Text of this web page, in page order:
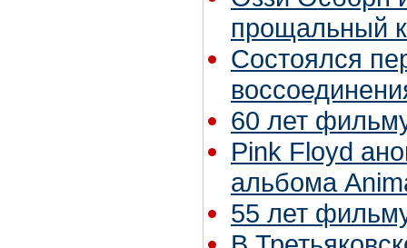
прощальный
Состоялся
60 лет
Pink Floyd
альбома
55 лет